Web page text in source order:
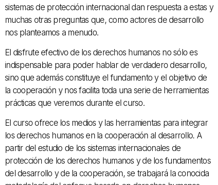
sistemas de protección internacional dan respuesta a estas y
muchas otras preguntas que, como actores de desarrollo
nos planteamos a menudo.
El disfrute efectivo de los derechos humanos no sólo es
indispensable para poder hablar de verdadero desarrollo,
sino que además constituye el fundamento y el objetivo de
la cooperación y nos facilita toda una serie de herramientas
prácticas que veremos durante el curso.
El curso ofrece los medios y las herramientas para integrar
los derechos humanos en la cooperación al desarrollo. A
partir del estudio de los sistemas internacionales de
protección de los derechos humanos y de los fundamentos
del desarrollo y de la cooperación, se trabajará la conocida